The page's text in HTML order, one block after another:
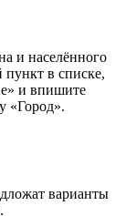
и населённого
в списке,
и впишите
«Город».
варианты